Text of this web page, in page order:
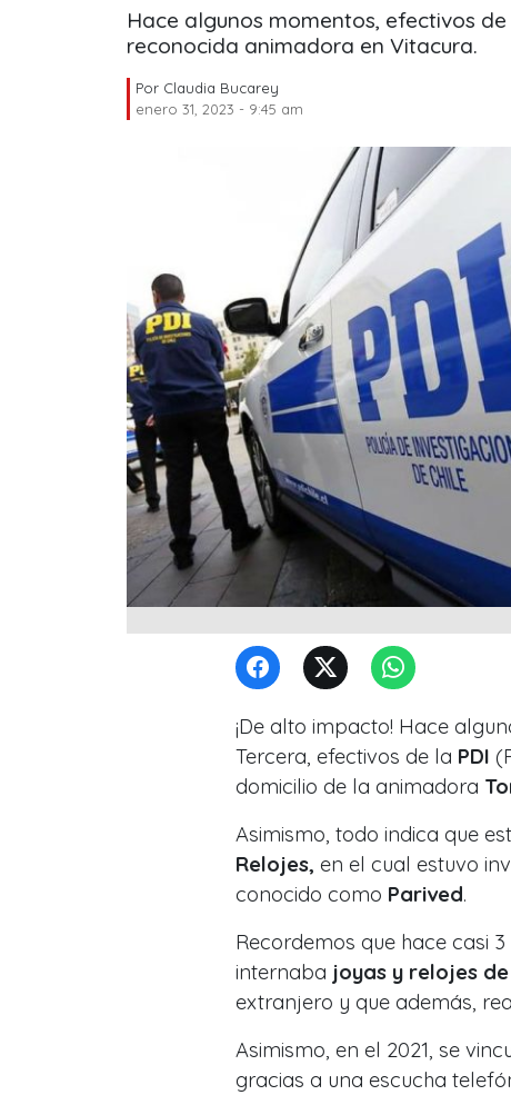
Hace algunos momentos, efectivos
reconocida animadora en Vitacura.
Por Claudia Bucarey
enero 31, 2023 - 9:45 am
¡De alto impacto! Hace
Tercera, efectivos de la PDI
domicilio de la animadora
Asimismo, todo indica que
Relojes, en el cual estuvo
conocido como Parived.
Recordemos que hace casi
internaba joyas y relojes
extranjero y que además,
Asimismo, en el 2021, se
gracias a una escucha